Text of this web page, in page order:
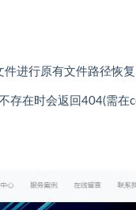
进行原有文件路径恢复
存在时会返回404(需在